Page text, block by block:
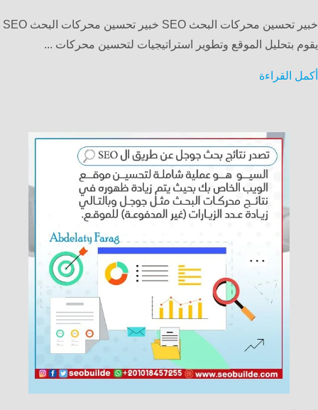
يقوم بتحليل الموقع وتطوير استراتيجيات لتحسين محركات ...
أكمل القراءة